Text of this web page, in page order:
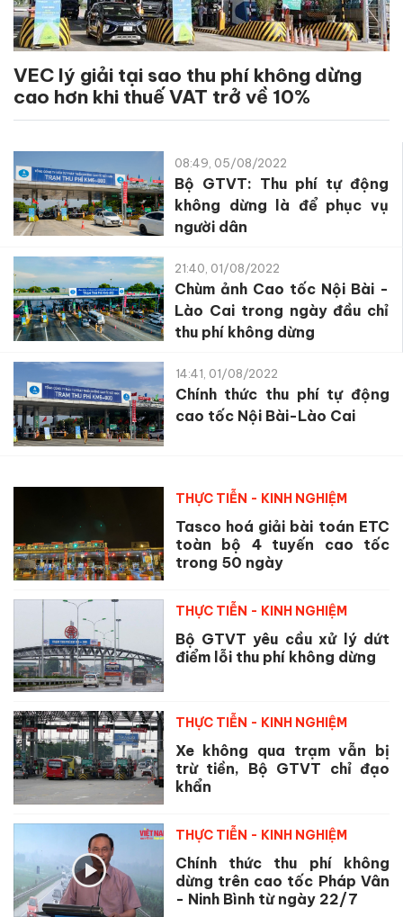
VEC lý giải tại sao thu phí không dừng
cao hơn khi thuế VAT trở về 10%
08:49, 05/08/2022
Bộ GTVT: Thu phí tự động
không dừng là để phục vụ
người dân
21:40, 01/08/2022
Chùm ảnh Cao tốc Nội Bài -
Lào Cai trong ngày đầu chỉ
thu phí không dừng
14:41, 01/08/2022
Chính thức thu phí tự động
cao tốc Nội Bài-Lào Cai
THỰC TIỄN - KINH NGHIỆM
Tasco hoá giải bài toán ETC
toàn bộ 4 tuyến cao tốc
trong 50 ngày
THỰC TIỄN - KINH NGHIỆM
Bộ GTVT yêu cầu xử lý dứt
điểm lỗi thu phí không dừng
THỰC TIỄN - KINH NGHIỆM
Xe không qua trạm vẫn bị
trừ tiền, Bộ GTVT chỉ đạo
khẩn
THỰC TIỄN - KINH NGHIỆM
Chính thức thu phí không
dừng trên cao tốc Pháp Vân
- Ninh Bình từ ngày 22/7